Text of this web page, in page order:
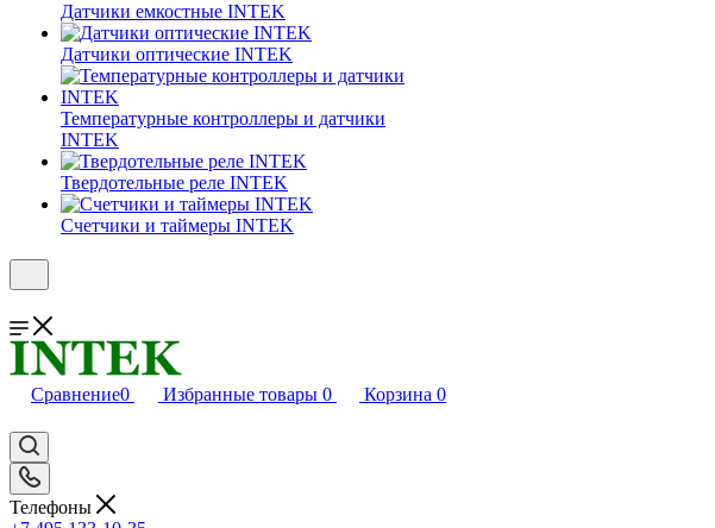
Датчики емкостные INTEK
Датчики оптические INTEK
Температурные контроллеры и датчики
INTEK
Твердотельные реле INTEK
Счетчики и таймеры INTEK
Сравнение0 Избранные товары 0 Корзина 0
Телефоны